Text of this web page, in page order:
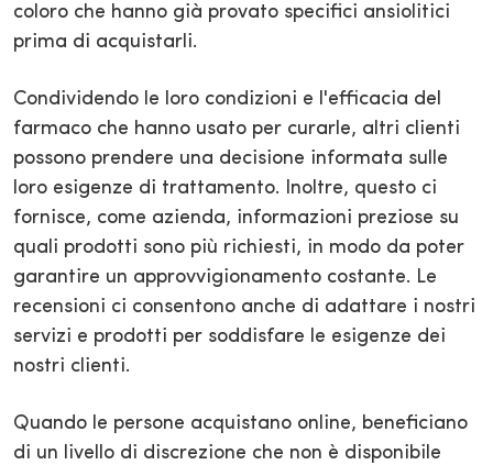
coloro che hanno già provato specifici ansiolitici
prima di acquistarli.
Condividendo le loro condizioni e l'efficacia del
farmaco che hanno usato per curarle, altri clienti
possono prendere una decisione informata sulle
loro esigenze di trattamento. Inoltre, questo ci
fornisce, come azienda, informazioni preziose su
quali prodotti sono più richiesti, in modo da poter
garantire un approvvigionamento costante. Le
recensioni ci consentono anche di adattare i nostri
servizi e prodotti per soddisfare le esigenze dei
nostri clienti.
Quando le persone acquistano online, beneficiano
di un livello di discrezione che non è disponibile